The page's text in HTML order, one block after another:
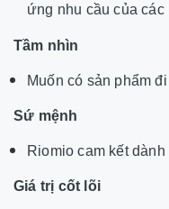
ứng nhu cầu của
Tầm nhìn
Muốn có sản phẩm
Sứ mệnh
Riomio cam kết
Giá trị cốt lõi